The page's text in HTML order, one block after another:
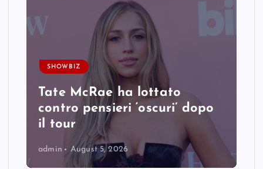
SHOWBIZ
Tate McRae ha lottato
contro pensieri ‘oscuri’ dopo
il tour
admin August 5, 2026